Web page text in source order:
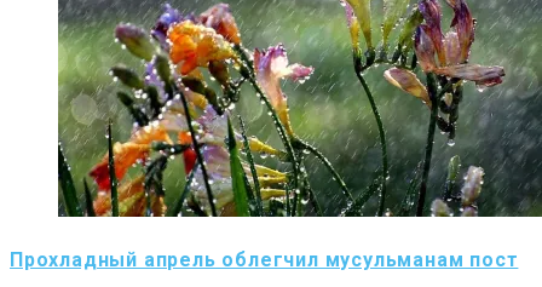
Прохладный апрель облегчил мусульманам пост